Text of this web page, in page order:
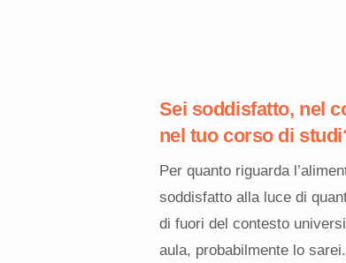
Sei soddisfatto, nel
nel tuo corso di
Per quanto riguarda
soddisfatto alla luce di
di fuori del contesto
aula, probabilmente lo sarei.